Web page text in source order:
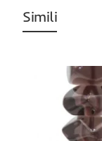
Simili